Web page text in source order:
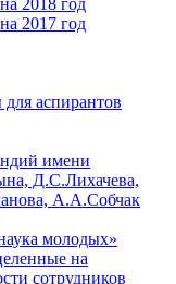
2018 год
2017 год
аспирантов
имени
Д.С.Лихачева,
А.А.Собчак
молодых»
на
сотрудников